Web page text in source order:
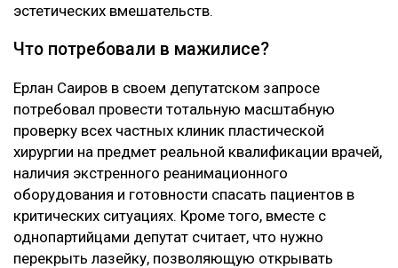
эстетических вмешательств.
Что потребовали в мажилисе?
Ерлан Саиров в своем депутатском запросе
потребовал провести тотальную масштабную
проверку всех частных клиник пластической
хирургии на предмет реальной квалификации врачей,
наличия экстренного реанимационного
оборудования и готовности спасать пациентов в
критических ситуациях. Кроме того, вместе с
однопартийцами депутат считает, что нужно
перекрыть лазейку, позволяющую открывать